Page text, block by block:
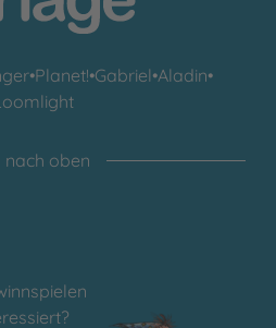
•Planet!•Gabriel•Aladin•
nach oben